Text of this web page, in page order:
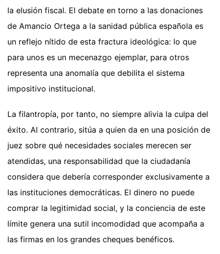
la elusión fiscal. El debate en torno a las donaciones
de Amancio Ortega a la sanidad pública española es
un reflejo nítido de esta fractura ideológica: lo que
para unos es un mecenazgo ejemplar, para otros
representa una anomalía que debilita el sistema
impositivo institucional.
La filantropía, por tanto, no siempre alivia la culpa del
éxito. Al contrario, sitúa a quien da en una posición de
juez sobre qué necesidades sociales merecen ser
atendidas, una responsabilidad que la ciudadanía
considera que debería corresponder exclusivamente a
las instituciones democráticas. El dinero no puede
comprar la legitimidad social, y la conciencia de este
límite genera una sutil incomodidad que acompaña a
las firmas en los grandes cheques benéficos.